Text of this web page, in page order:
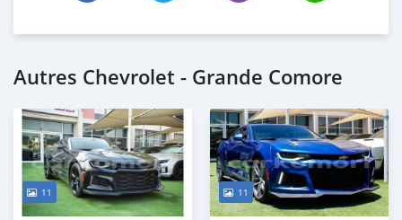
Autres Chevrolet - Grande Comore
11 11